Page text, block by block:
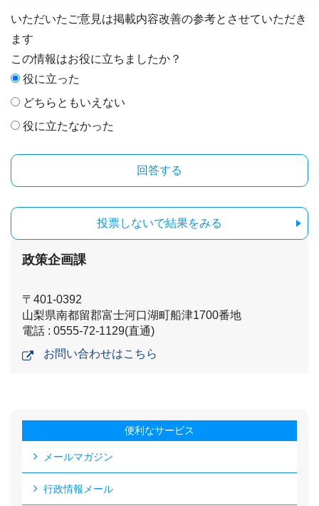
いただいたご意見は掲載内容改善の参考とさせていただき
ます
この情報はお役に立ちましたか？
役に立った
どちらともいえない
役に立たなかった
投票しないで結果をみる
政策企画課
〒401-0392
山梨県南都留郡富士河口湖町船津1700番地
電話 : 0555-72-1129(直通)
お問い合わせはこちら
便利なサービス
メールマガジン
行政情報メール